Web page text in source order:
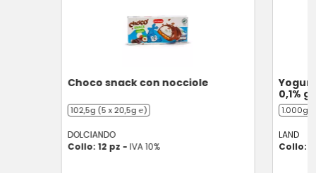
Choco snack con nocciole
102,5g (5 x 20,5g ℮)
DOLCIANDO
Collo: 12 pz - IVA 10%
0,1%
1.000g
LAND
Collo: